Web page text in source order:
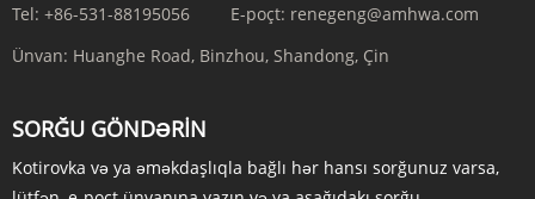
Tel: +86-531-88195056 E-poçt: renegeng@amhwa.com
Ünvan: Huanghe Road, Binzhou, Shandong, Çin
SORĞU GÖNDƏRIN
Kotirovka və ya əməkdaşlıqla bağlı hər hansı sorğunuz varsa,